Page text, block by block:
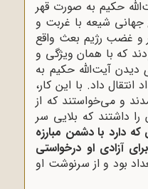
حکیم به صورت قهر
جهانی شیعه با غربت و
و غضب رژیم بعث واقع
که با همان ویژگی و
آیت‌الله حکیم به
داد. با این کار،
و می‌خواستند که از
داشتند که بلایی سر
دارد با دشمن مبارزه
آزادی او درخواستی
بود و از سرنوشت او